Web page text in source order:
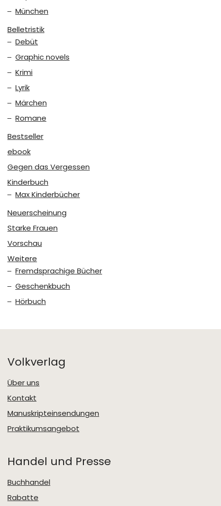
München
Belletristik
Debüt
Graphic novels
Krimi
Lyrik
Märchen
Romane
Bestseller
ebook
Gegen das Vergessen
Kinderbuch
Max Kinderbücher
Neuerscheinung
Starke Frauen
Vorschau
Weitere
Fremdsprachige Bücher
Geschenkbuch
Hörbuch
Volkverlag
Über uns
Kontakt
Manuskripteinsendungen
Praktikumsangebot
Handel und Presse
Buchhandel
Rabatte